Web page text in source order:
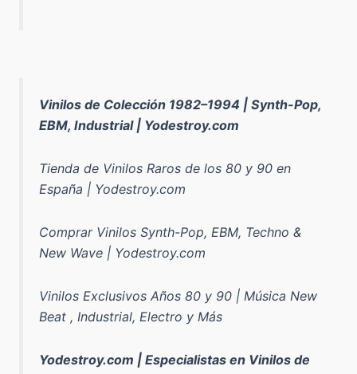
Vinilos de Colección 1982–1994 | Synth-Pop,
EBM, Industrial | Yodestroy.com
Tienda de Vinilos Raros de los 80 y 90 en
España | Yodestroy.com
Comprar Vinilos Synth-Pop, EBM, Techno &
New Wave | Yodestroy.com
Vinilos Exclusivos Años 80 y 90 | Música New
Beat , Industrial, Electro y Más
Yodestroy.com | Especialistas en Vinilos de